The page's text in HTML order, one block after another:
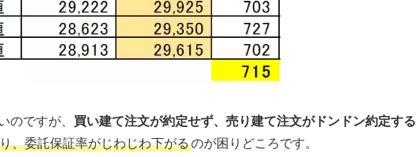
のですが、 買い建て注文が約定せず、売り建て注文がドンドン約定する
、委託保証率がじわじわ下がるのが困りどころです。